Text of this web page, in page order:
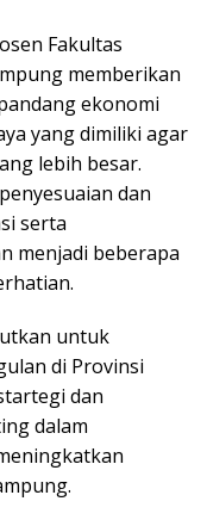
Fakultas
memberikan
ekonomi
yang dimiliki agar
lebih besar.
dan
serta
menjadi beberapa
untuk
di Provinsi
dan
dalam